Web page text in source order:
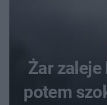
Żar
potem